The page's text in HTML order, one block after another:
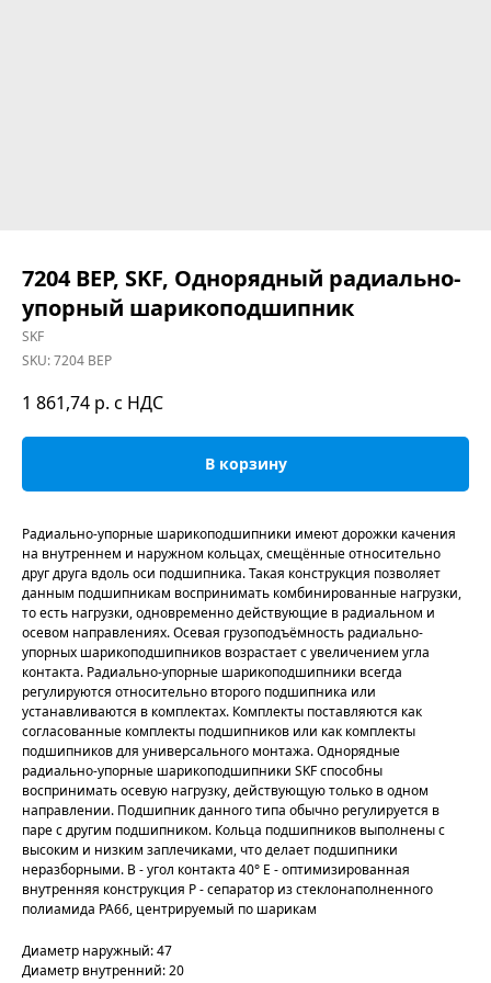
7204 BEP, SKF, Однорядный радиально-
упорный шарикоподшипник
SKF
SKU:7204 BEP
1 861,74 р. с НДС
В корзину
Радиально-упорные шарикоподшипники имеют дорожки качения
на внутреннем и наружном кольцах, смещённые относительно
друг друга вдоль оси подшипника. Такая конструкция позволяет
данным подшипникам воспринимать комбинированные нагрузки,
то есть нагрузки, одновременно действующие в радиальном и
осевом направлениях. Осевая грузоподъёмность радиально-
упорных шарикоподшипников возрастает с увеличением угла
контакта. Радиально-упорные шарикоподшипники всегда
регулируются относительно второго подшипника или
устанавливаются в комплектах. Комплекты поставляются как
согласованные комплекты подшипников или как комплекты
подшипников для универсального монтажа. Однорядные
радиально-упорные шарикоподшипники SKF способны
воспринимать осевую нагрузку, действующую только в одном
направлении. Подшипник данного типа обычно регулируется в
паре с другим подшипником. Кольца подшипников выполнены с
высоким и низким заплечиками, что делает подшипники
неразборными. B - угол контакта 40° E - оптимизированная
внутренняя конструкция P - сепаратор из стеклонаполненного
полиамида PA66, центрируемый по шарикам
Диаметр наружный: 47
Диаметр внутренний: 20